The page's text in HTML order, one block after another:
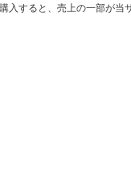
入すると、売上の一部が当